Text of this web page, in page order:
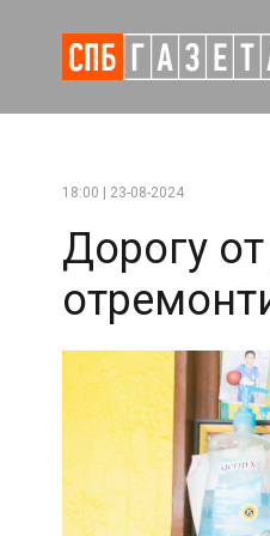
18:00 | 23-08-2024
Дорогу